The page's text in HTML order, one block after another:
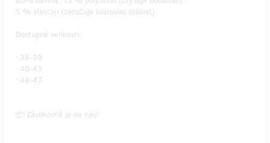
5 % elastan (zaručuje tvarovou stálost)
Dostupné velikosti:
ᐧ 36-39
ᐧ 40-43
ᐧ 44-47
📦 Zásilkovné je na nás!